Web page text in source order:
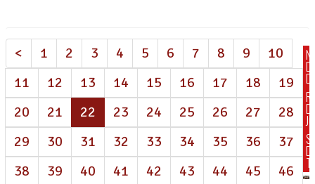
< 1 2 3 4 5 6 7 8 9
10
11
12 13 14 15 16 17 18
19
20
21 22 (atual)
23 24 25 26 27
28
29
30 31 32 33 34 35 36
37
38
39 40 41 42 43 44 45
46
DE